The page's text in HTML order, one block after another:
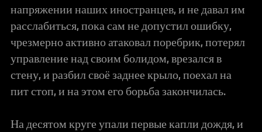
напряжении наших иностранцев, и не давал им
расслабиться, пока сам не допустил ошибку,
чрезмерно активно атаковал поребрик, потерял
управление над своим болидом, врезался в
стену, и разбил своё заднее крыло, поехал на
пит стоп, и на этом его борьба закончилась.
На десятом круге упали первые капли дождя, и